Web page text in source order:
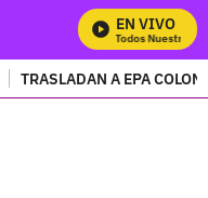
EN VIVO
Mira Todos Nuestros
TRASLADAN A EPA